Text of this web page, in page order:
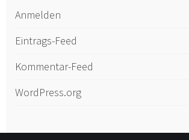
Anmelden
Eintrags-Feed
Kommentar-Feed
WordPress.org